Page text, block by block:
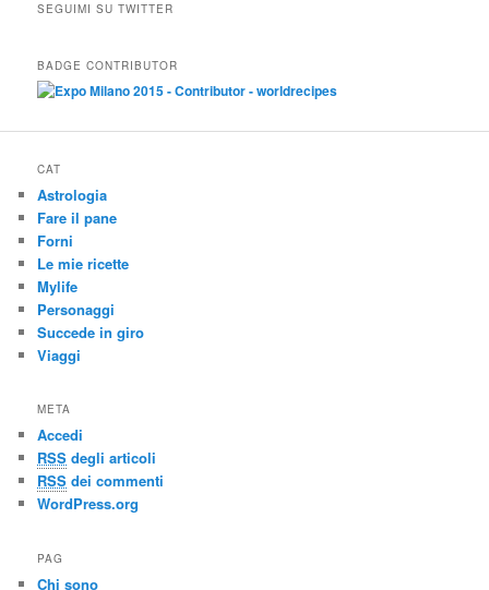
SEGUIMI SU TWITTER
BADGE CONTRIBUTOR
CAT
Astrologia
Fare il pane
Forni
Le mie ricette
Mylife
Personaggi
Succede in giro
Viaggi
META
Accedi
RSS degli articoli
RSS dei commenti
WordPress.org
PAG
Chi sono